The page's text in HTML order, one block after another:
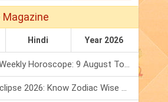
Hindi Year 2026
Numerology Weekly Horoscope: 9 August To 15 August, 2026
Total Solar Eclipse 2026: Know Zodiac Wise Prediction